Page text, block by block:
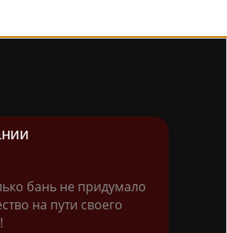
бань не придумало
на пути своего